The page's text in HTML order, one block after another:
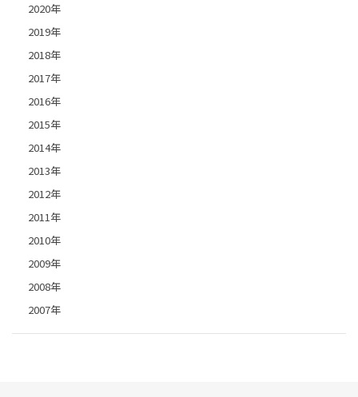
2020年
2019年
2018年
2017年
2016年
2015年
2014年
2013年
2012年
2011年
2010年
2009年
2008年
2007年